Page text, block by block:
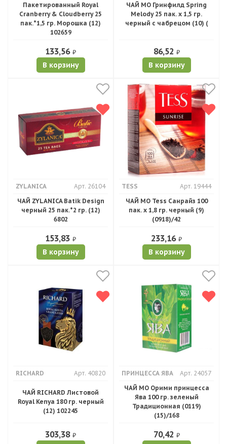
Пакетированный Royal
Cranberry & Cloudberry 25
пак.*1,5 гр. Морошка (12)
102659
133,56 ₽
В корзину
ЧАЙ МО Гринфилд Spring
Melody 25 пак. х 1,5 гр.
черный с чабрецом (10) (
86,52 ₽
В корзину
ZYLANICA
Арт. 26104
ЧАЙ ZYLANICA Batik Design
черный 25 пак.*2 гр. (12)
6802
153,83 ₽
В корзину
TESS
Арт. 19444
ЧАЙ МО Tess Санрайз 100
пак. х 1,8 гр. черный (9)
(0918)/42
233,16 ₽
В корзину
RICHARD Арт. 40820
ЧАЙ RICHARD Листовой
Royal Kenya 180 гр. черный
(12) 102245
303,38 ₽
ПРИНЦЕССА ЯВА
Арт. 24057
ЧАЙ МО Орими принцесса
Ява 100 гр. зеленый
Традиционная (0119)
(15)/168
70,42 ₽